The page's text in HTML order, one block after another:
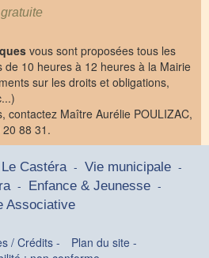
vous sont proposées tous les
de 10 heures à 12 heures à la Mairie
sur les droits et obligations,
contactez Maître Aurélie POULIZAC,
88 31.
Castéra - Vie municipale -
- Enfance & Jeunesse -
Associative
/ Crédits - Plan du site -